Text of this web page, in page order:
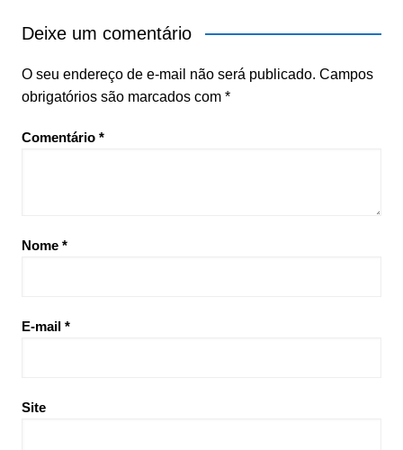
Deixe um comentário
O seu endereço de e-mail não será publicado. Campos
obrigatórios são marcados com *
Comentário *
Nome *
E-mail *
Site